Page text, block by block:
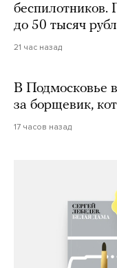
беспилотников.
до 50 тысяч
21 час назад
В Подмосковье
за борщевик,
17 часов назад